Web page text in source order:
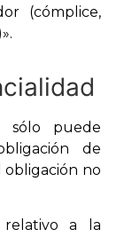
(cómplice,
sólo puede
de
obligación no
relativo a la